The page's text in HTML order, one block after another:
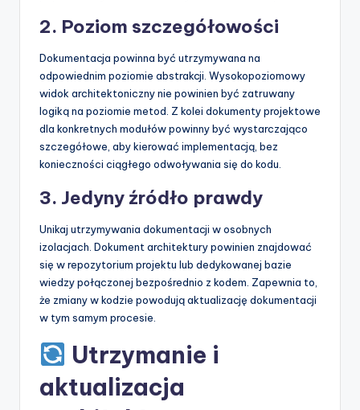
2. Poziom szczegółowości
Dokumentacja powinna być utrzymywana na
odpowiednim poziomie abstrakcji. Wysokopoziomowy
widok architektoniczny nie powinien być zatruwany
logiką na poziomie metod. Z kolei dokumenty projektowe
dla konkretnych modułów powinny być wystarczająco
szczegółowe, aby kierować implementacją, bez
konieczności ciągłego odwoływania się do kodu.
3. Jedyny źródło prawdy
Unikaj utrzymywania dokumentacji w osobnych
izolacjach. Dokument architektury powinien znajdować
się w repozytorium projektu lub dedykowanej bazie
wiedzy połączonej bezpośrednio z kodem. Zapewnia to,
że zmiany w kodzie powodują aktualizację dokumentacji
w tym samym procesie.
Utrzymanie i
aktualizacja